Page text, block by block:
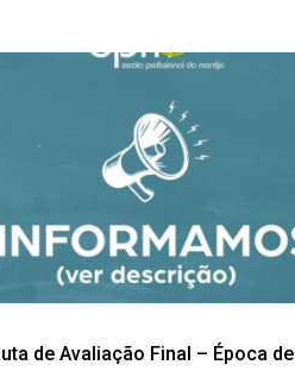
de Avaliação Final – Época de